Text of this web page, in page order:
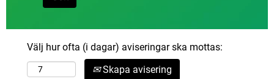
Välj hur ofta (i dagar) aviseringar ska mottas:
Skapa avisering